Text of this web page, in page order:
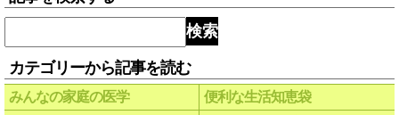
検索
カテゴリーから記事を読む
みんなの家庭の医学 便利な生活知恵袋